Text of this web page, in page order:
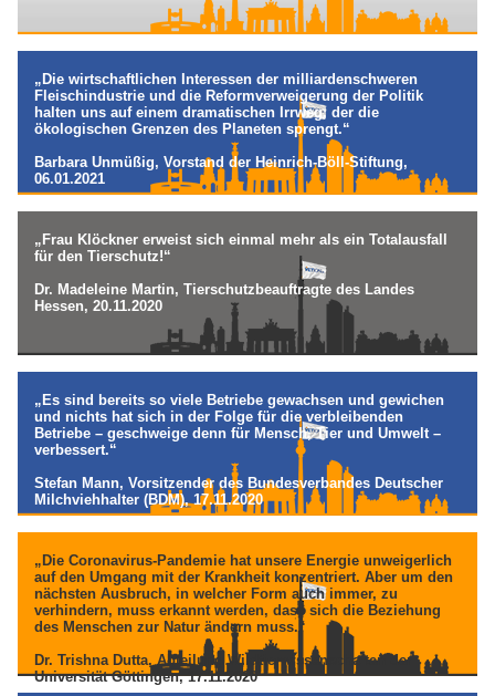
„Die wirtschaftlichen Interessen der milliardenschweren
Fleischindustrie und die Reformverweigerung der Politik
halten uns auf einem dramatischen Irrweg, der die
ökologischen Grenzen des Planeten sprengt.“
Barbara Unmüßig, Vorstand der Heinrich-Böll-Stiftung,
06.01.2021
„Frau Klöckner erweist sich einmal mehr als ein Totalausfall
für den Tierschutz!“
Dr. Madeleine Martin, Tierschutzbeauftragte des Landes
Hessen, 20.11.2020
„Es sind bereits so viele Betriebe gewachsen und gewichen
und nichts hat sich in der Folge für die verbleibenden
Betriebe – geschweige denn für Mensch, Tier und Umwelt –
verbessert.“
Stefan Mann, Vorsitzender des Bundesverbandes Deutscher
Milchviehhalter (BDM), 17.11.2020
„Die Coronavirus-Pandemie hat unsere Energie unweigerlich
auf den Umgang mit der Krankheit konzentriert. Aber um den
nächsten Ausbruch, in welcher Form auch immer, zu
verhindern, muss erkannt werden, dass sich die Beziehung
des Menschen zur Natur ändern muss.“
Dr. Trishna Dutta, Abteilung Wildtierwissenschaften der
Universität Göttingen, 17.11.2020